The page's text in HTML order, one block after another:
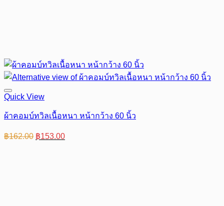
Quick View
ผ้าคอมบ์ทวิลเนื้อหนา หน้ากว้าง 60 นิ้ว
฿162.00 Original
price
฿153.00Current
price